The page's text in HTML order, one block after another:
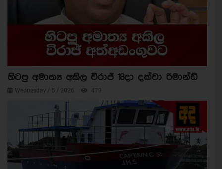
හිටපු අමාත්‍ය අකිල විරාජ් 18දා දක්වා රිමාන්ඩ්
Wednesday / 5 / 2026 479